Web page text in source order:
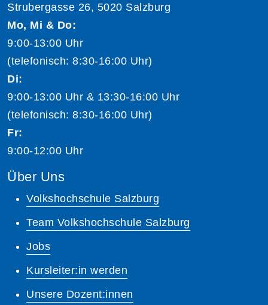
Strubergasse 26, 5020 Salzburg
Mo, Mi & Do:
9:00-13:00 Uhr
(telefonisch: 8:30-16:00 Uhr)
Di:
9:00-13:00 Uhr & 13:30-16:00 Uhr
(telefonisch: 8:30-16:00 Uhr)
Fr:
9:00-12:00 Uhr
Über Uns
Volkshochschule Salzburg
Team Volkshochschule Salzburg
Jobs
Kursleiter:in werden
Unsere Dozent:innen